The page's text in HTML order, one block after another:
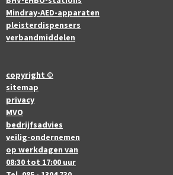
Mindray-AED-apparaten
pleisterdispensers
verbandmiddelen
copyright ©
sitemap
privacy
MVO
bedrijfsadvies
veilig-ondernemen
op werkdagen van
08:30 tot 17:00 uur